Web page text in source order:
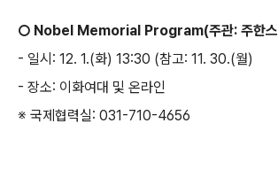
○ Nobel Memorial Program(주관: 주한
- 일시 : 12. 1.(화) 13:30 (참고: 11. 30.(월)
- 장소: 이화여대 및 온라인
※ 국제협력실: 031-710-4656